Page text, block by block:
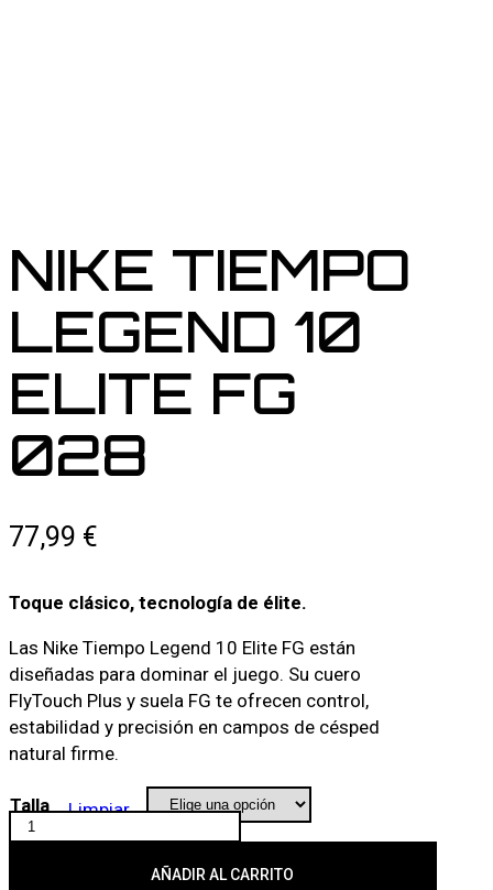
NIKE TIEMPO
LEGEND 10
ELITE FG
028
77,99 €
Toque clásico, tecnología de élite.
Las Nike Tiempo Legend 10 Elite FG están
diseñadas para dominar el juego. Su cuero
FlyTouch Plus y suela FG te ofrecen control,
estabilidad y precisión en campos de césped
natural firme.
Talla Limpiar
NIKE
AÑADIR AL CARRITO